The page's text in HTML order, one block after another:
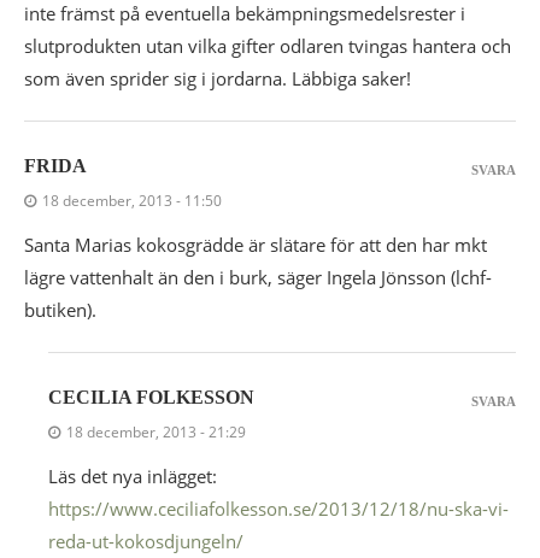
inte främst på eventuella bekämpningsmedelsrester i
slutprodukten utan vilka gifter odlaren tvingas hantera och
som även sprider sig i jordarna. Läbbiga saker!
FRIDA
18 december, 2013 - 11:50
Santa Marias kokosgrädde är slätare för att den har mkt
lägre vattenhalt än den i burk, säger Ingela Jönsson (lchf-
butiken).
SVARA
CECILIA FOLKESSON
18 december, 2013 - 21:29
Läs det nya inlägget:
https://www.ceciliafolkesson.se/2013/12/18/nu-ska-vi-
reda-ut-kokosdjungeln/
SVARA